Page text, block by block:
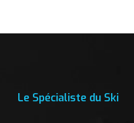
Le Spécialiste du Ski